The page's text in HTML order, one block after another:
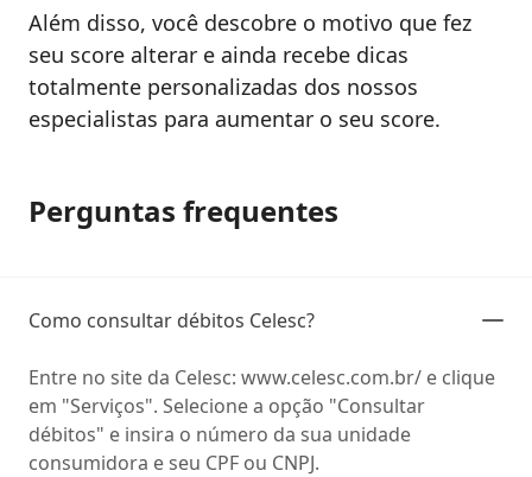
Além disso, você descobre o motivo que fez
seu score alterar e ainda recebe dicas
totalmente personalizadas dos nossos
especialistas para aumentar o seu score.
Perguntas frequentes
Como consultar débitos Celesc?
Entre no site da Celesc: www.celesc.com.br/ e clique
em "Serviços". Selecione a opção "Consultar
débitos" e insira o número da sua unidade
consumidora e seu CPF ou CNPJ.